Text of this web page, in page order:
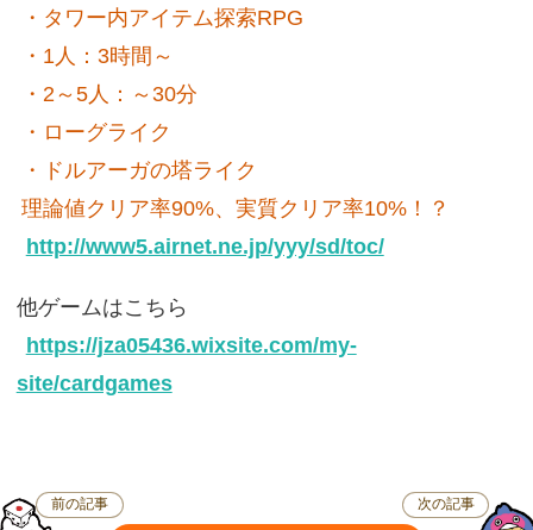
・タワー内アイテム探索RPG
・1人：3時間～
・2～5人：～30分
・ローグライク
・ドルアーガの塔ライク
理論値クリア率90%、実質クリア率10%！？
http://www5.airnet.ne.jp/yyy/sd/toc/
他ゲームはこちら
https://jza05436.wixsite.com/my-
site/cardgames
前の記事 次の記事